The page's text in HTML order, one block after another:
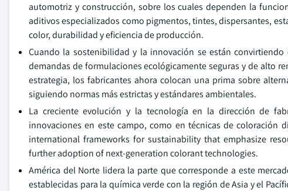
automotriz y construcción, sobre los cuales dependen la
aditivos especializados como pigmentos, tintes, dispersantes,
color, durabilidad y eficiencia de producción.
Cuando la sostenibilidad y la innovación se están
demandas de formulaciones ecológicamente seguras y de alto
estrategia, los fabricantes ahora colocan una prima sobre
siguiendo normas más estrictas y estándares ambientales.
La creciente evolución y la tecnología en la dirección de
innovaciones en este campo, como en técnicas de coloración
international frameworks for sustainability that emphasize
further adoption of next-generation colorant technologies.
América del Norte lidera la parte que corresponde a este
establecidas para la química verde con la región de Asia y el